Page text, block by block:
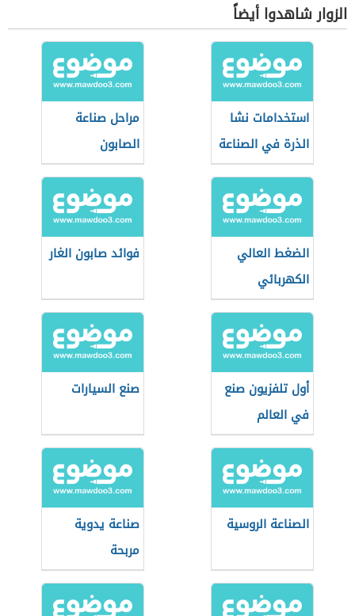
الزوار شاهدوا أيضاً
استخدامات نشا
الذرة في الصناعة
مراحل صناعة
الصابون
الضغط العالي
الكهربائي
فوائد صابون الغار
أول تلفزيون صنع
في العالم
صنع السيارات
الصناعة الروسية
صناعة يدوية
مربحة